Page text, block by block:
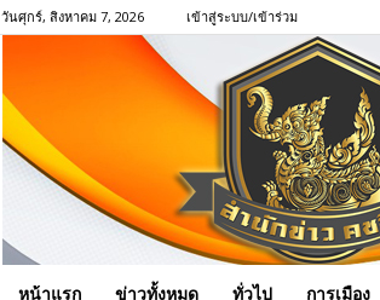
วันศุกร์, สิงหาคม 7, 2026 เข้าสู่ระบบ/เข้าร่วม
หน้าแรก ข่าวทั้งหมด ทั่วไป การเมือง